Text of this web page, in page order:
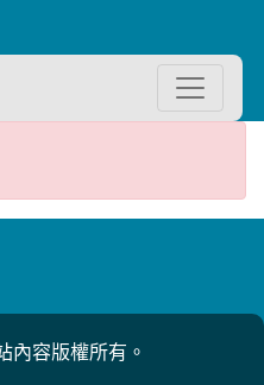
內容版權所有。